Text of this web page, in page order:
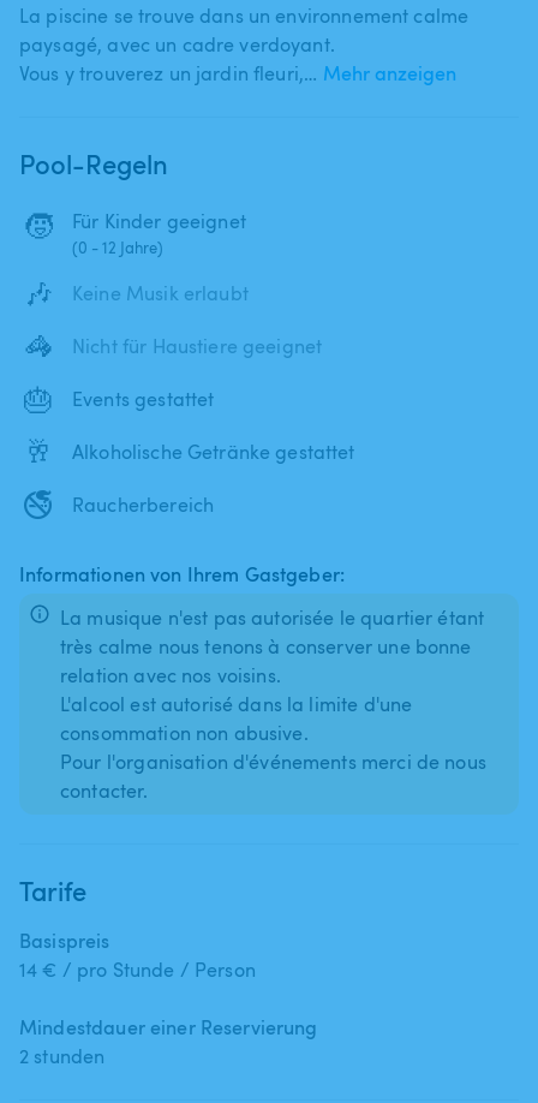
La piscine se trouve dans un environnement calme
paysagé​,​ avec un cadre verdoyant.
Vous y trouverez un jardin fleuri​​,​​… Mehr anzeigen
Pool-Regeln
🧒 Für Kinder geeignet
(0 - 12 Jahre)
🎶 Keine Musik erlaubt
🦓 Nicht für Haustiere geeignet
🎂 Events gestattet
🥂 Alkoholische Getränke gestattet
🚭 Raucherbereich
Informationen von Ihrem Gastgeber:
La musique n'est pas autorisée le quartier étant
très calme nous tenons à conserver une bonne
relation avec nos voisins.
L'alcool est autorisé dans la limite d'une
consommation non abusive.
Pour l'organisation d'événements merci de nous
contacter.
Tarife
Basispreis
14 € / pro Stunde / Person
Mindestdauer einer Reservierung
2 stunden